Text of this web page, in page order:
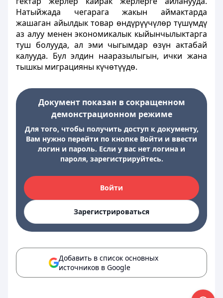
Натыйжада чегарага жакын аймактарда
жашаган айылдык товар өндүрүүчүлөр түшүмдү
аз алуу менен экономикалык кыйынчылыктарга
туш болууда, ал эми чыгымдар өзүн актабай
калууда. Бул элдин нааразылыгын, ички жана
тышкы миграцияны күчөтүүдө.
Документ показан в сокращенном
демонстрационном режиме
Для того, чтобы получить доступ к документу,
Вам нужно перейти по кнопке Войти и ввести
логин и пароль. Если у вас нет логина и
пароля, зарегистрируйтесь.
Войти
Зарегистрироваться
Добавить в список основных
источников в Google